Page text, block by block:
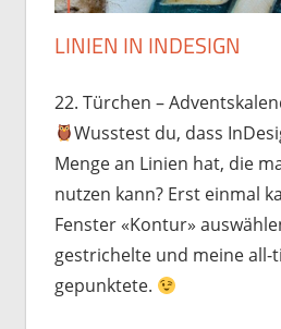
LINIEN IN INDESIGN
22. Türchen –
Wusstest du, dass
Menge an Linien hat, die
nutzen kann? Erst einmal
Fenster «Kontur»
gestrichelte und meine all-
gepunktete.